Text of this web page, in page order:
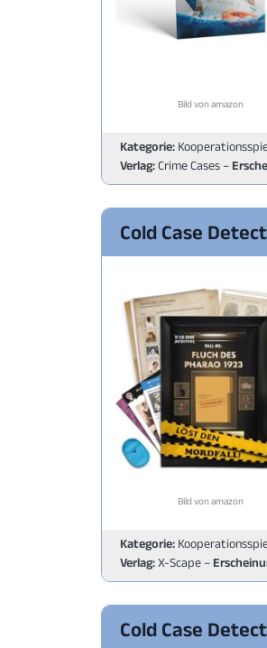
Bild von amazon
Kategorie:
Verlag:Crime Cases –
Cold Case
Bild von amazon
Kategorie:
Verlag:X-Scape –
Cold Case